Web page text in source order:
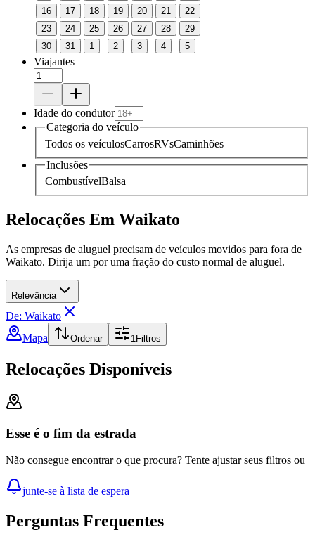
16
17 18 19 20 21
22
23
24 25 26 27 28
29
30
31 1 2 3 4 5
Viajantes
Idade do condutor
Categoria do veículo
Todos os veículosCarrosRVsCaminhões
Inclusões
CombustívelBalsa
Relocações Em Waikato
As empresas de aluguel precisam de veículos movidos para fora de
Waikato. Dirija um por uma fração do custo normal de aluguel.
Relevância
De: Waikato
Mapa
Ordenar 1Filtros
Relocações Disponíveis
Esse é o fim da estrada
Não consegue encontrar o que procura? Tente ajustar seus filtros ou
junte-se à lista de espera
Perguntas Frequentes